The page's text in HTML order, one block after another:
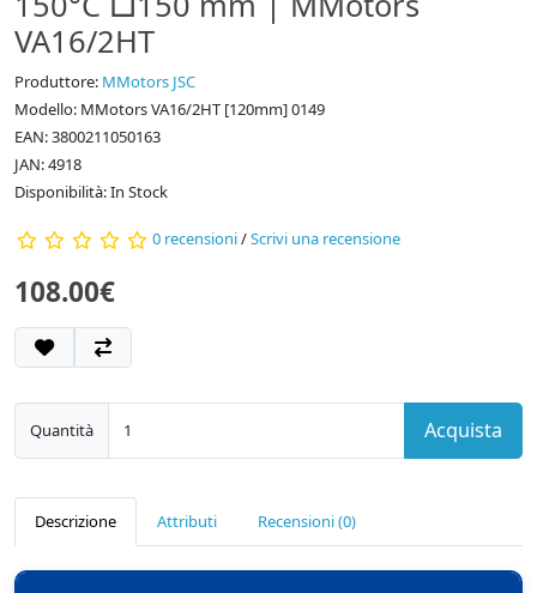
VA16/2HT
Produttore: MMotors JSC
Modello: MMotors VA16/2HT [120mm] 0149
EAN: 3800211050163
JAN: 4918
Disponibilità: In Stock
0 recensioni/Scrivi una recensione
108.00€
Quantità Acquista
Descrizione Attributi Recensioni (0)